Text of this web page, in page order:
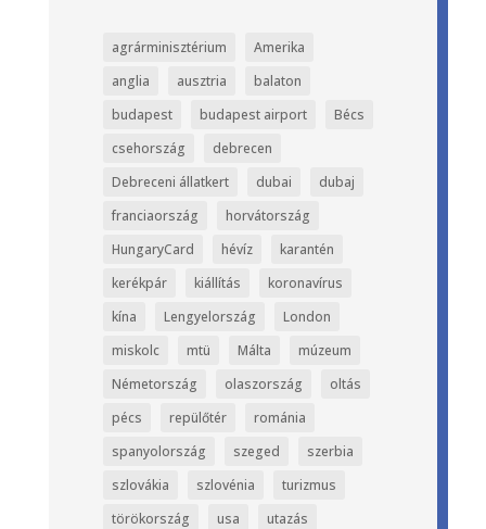
agrárminisztérium
Amerika
anglia
ausztria
balaton
budapest
budapest airport
Bécs
csehország
debrecen
Debreceni állatkert
dubai
dubaj
franciaország
horvátország
HungaryCard
hévíz
karantén
kerékpár
kiállítás
koronavírus
kína
Lengyelország
London
miskolc
mtü Málta
múzeum
Németország
olaszország
oltás
pécs
repülőtér
románia
spanyolország
szeged
szerbia
szlovákia
szlovénia
turizmus
törökország
usa
utazás